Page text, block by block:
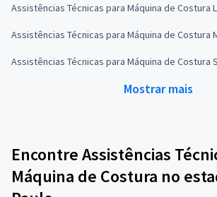
Assistências Técnicas para Máquina de Costura
Assistências Técnicas para Máquina de Costura
Assistências Técnicas para Máquina de Costura
Mostrar mais
Encontre Assistências
Máquina de Costura no